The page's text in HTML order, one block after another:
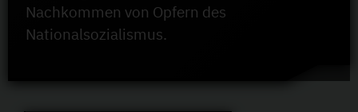
Nachkommen von Opfern des
Nationalsozialismus.